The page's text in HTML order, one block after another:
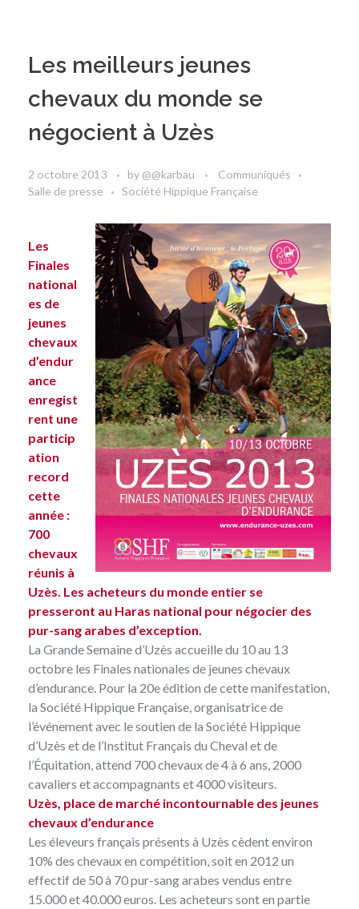
Les meilleurs jeunes
chevaux du monde se
négocient à Uzès
2 octobre 2013 by @@karbau
Communiqués
Salle de presse
Société Hippique Française
Les
Finales
national
es de
jeunes
chevaux
d’endur
ance
enregist
rent une
particip
ation
record
cette
année :
700
chevaux
réunis à
Uzès. Les acheteurs du monde entier se
presseront au Haras national pour négocier des
pur-sang arabes d’exception.
La Grande Semaine d’Uzès accueille du 10 au 13
octobre les Finales nationales de jeunes chevaux
d’endurance. Pour la 20e édition de cette manifestation,
la Société Hippique Française, organisatrice de
l’événement avec le soutien de la Société Hippique
d’Uzès et de l’Institut Français du Cheval et de
l’Équitation, attend 700 chevaux de 4 à 6 ans, 2000
cavaliers et accompagnants et 4000 visiteurs.
Uzès, place de marché incontournable des jeunes
chevaux d’endurance
Les éleveurs français présents à Uzès cèdent environ
10% des chevaux en compétition, soit en 2012 un
effectif de 50 à 70 pur-sang arabes vendus entre
15.000 et 40.000 euros. Les acheteurs sont en partie